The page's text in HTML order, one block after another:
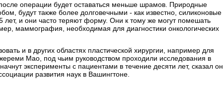
операции будет оставаться меньше шрамов. Природные
будут также более долговечными - как известно, силиконовые
лет, и они часто теряют форму. Они к тому же могут помешать
маммография, необходимая для диагностики онкологических
и в других областях пластической хирургии, например для
Мао, под чьим руководством проходили исследования в
эксперименты с пациентами в течение десяти лет, сказал он
развития наук в Вашингтоне.